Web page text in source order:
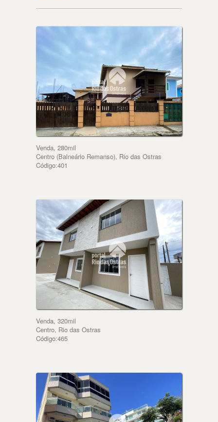
Venda, 280mil
Centro (Balneário Remanso), Rio das Ostras
Código:401
Venda, 320mil
Centro, Rio das Ostras
Código:465